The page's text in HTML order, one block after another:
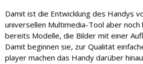
Damit ist die Entwicklung des Handys
universellen Multimedia-Tool aber noch
bereits Modelle, die Bilder mit einer
Damit beginnen sie, zur Qualität
player machen das Handy darüber